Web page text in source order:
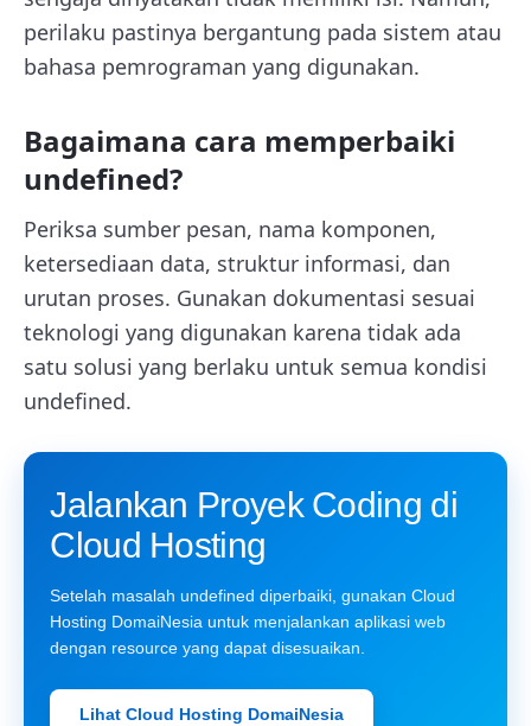
perilaku pastinya bergantung pada sistem atau
bahasa pemrograman yang digunakan.
Bagaimana cara memperbaiki
undefined?
Periksa sumber pesan, nama komponen,
ketersediaan data, struktur informasi, dan
urutan proses. Gunakan dokumentasi sesuai
teknologi yang digunakan karena tidak ada
satu solusi yang berlaku untuk semua kondisi
undefined.
Jalankan Proyek Coding di
Cloud Hosting
Setelah masalah undefined diperbaiki, gunakan Cloud
Hosting DomaiNesia untuk menjalankan aplikasi web
dengan resource yang dapat disesuaikan.
Lihat Cloud Hosting DomaiNesia